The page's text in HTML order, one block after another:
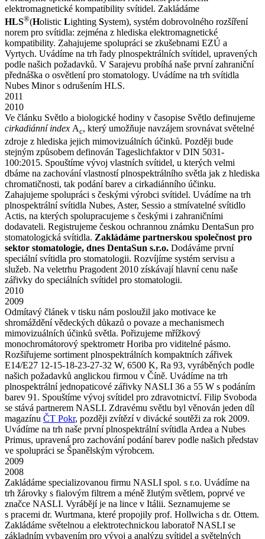
elektromagnetické kompatibility svítidel. Zakládáme
HLS®(Holistic Lighting System), systém dobrovolného rozšíření
norem pro svítidla: zejména z hlediska elektromagnetické
kompatibility. Zahajujeme spolupráci se zkušebnami EZÚ a
Vyrtych. Uvádíme na trh řady plnospektrálních svítidel, upravených
podle našich požadavků. V Sarajevu probíhá naše první zahraniční
přednáška o osvětlení pro stomatology. Uvádíme na trh svítidla
Nubes Minor s odrušením HLS.
2011
2010
Ve článku Světlo a biologické hodiny v časopise Světlo definujeme
cirkadiánní index Ac, který umožňuje navzájem srovnávat světelné
zdroje z hlediska jejich mimovizuálních účinků. Později bude
stejným způsobem definován Tageslichfaktor v DIN 5031-
100:2015. Spouštíme vývoj vlastních svítidel, u kterých velmi
dbáme na zachování vlastností plnospektrálního světla jak z hlediska
chromatičnosti, tak podání barev a cirkadiánního účinku.
Zahajujeme spolupráci s českými výrobci svítidel. Uvádíme na trh
plnospektrální svítidla Nubes, Aster, Sessio a stmívatelné svítidlo
Actis, na kterých spolupracujeme s českými i zahraničními
dodavateli. Registrujeme českou ochrannou známku DentaSun pro
stomatologická svítidla. Zakládáme partnerskou společnost pro
sektor stomatologie, dnes DentaSun s.r.o. Dodáváme první
speciální svítidla pro stomatologii. Rozvíjíme systém servisu a
služeb. Na veletrhu Pragodent 2010 získávají hlavní cenu naše
zářivky do speciálních svítidel pro stomatologii.
2010
2009
Odmítavý článek v tisku nám posloužil jako motivace ke
shromáždění vědeckých důkazů o povaze a mechanismech
mimovizuálních účinků světla. Pořizujeme mřížkový
monochromátorový spektrometr Horiba pro viditelné pásmo.
Rozšiřujeme sortiment plnospektrálních kompaktních zářivek
E14/E27 12-15-18-23-27-32 W, 6500 K, Ra 93, vyráběných podle
našich požadavků anglickou firmou v Číně. Uvádíme na trh
plnospektrální jednopaticové zářivky NASLI 36 a 55 W s podáním
barev 91. Spouštíme vývoj svítidel pro zdravotnictví. Filip Svoboda
se stává partnerem NASLI. Zdravému světlu byl věnován jeden díl
magazínu ČT Pokr, později zvítězí v divácké soutěži za rok 2009.
Uvádíme na trh naše první plnospektrální svítidla Ardea a Nubes
Primus, upravená pro zachování podání barev podle našich představ
ve spolupráci se Španělským výrobcem.
2009
2008
Zakládáme specializovanou firmu NASLI spol. s r.o. Uvádíme na
trh žárovky s fialovým filtrem a méně žlutým světlem, poprvé ve
značce NASLI. Vyrábějí je na lince v Itálii. Seznamujeme se
s pracemi dr. Wurtmana, které propojily prof. Hollwicha s dr. Ottem.
Zakládáme světelnou a elektrotechnickou laboratoř NASLI se
základním vybavením pro vývoj a analýzu svítidel a světelných